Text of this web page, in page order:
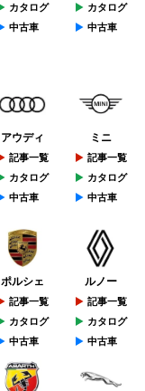
カタログ
中古車
カタログ
中古車
アウディ
記事一覧
カタログ
中古車
ミニ
記事一覧
カタログ
中古車
ポルシェ
記事一覧
カタログ
中古車
ルノー
記事一覧
カタログ
中古車